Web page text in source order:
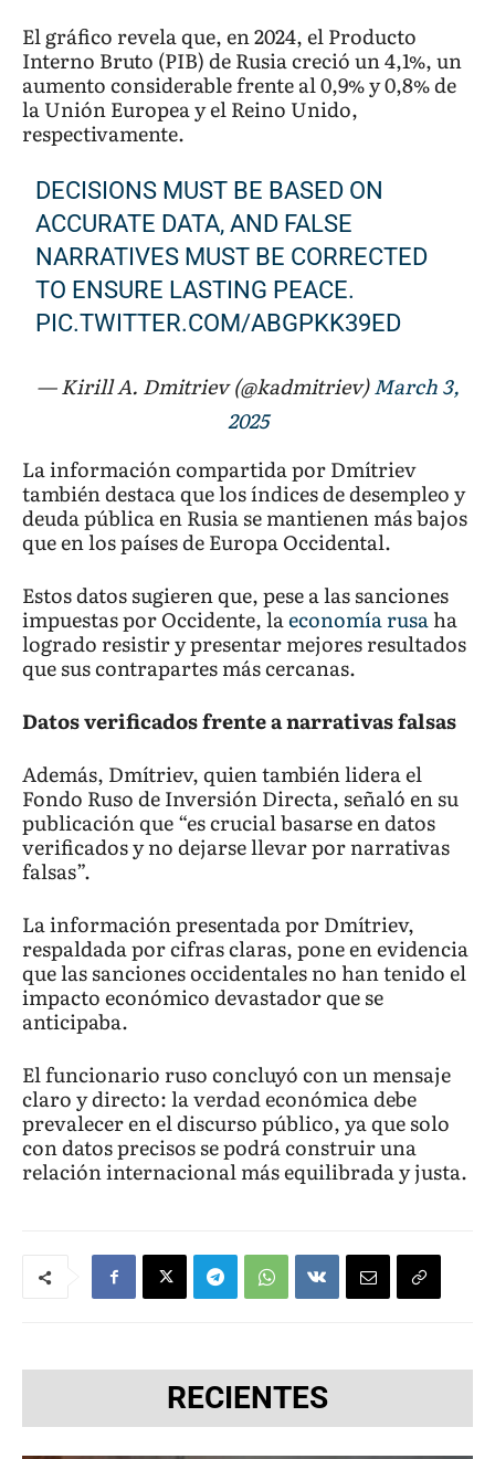
El gráfico revela que, en 2024, el Producto
Interno Bruto (PIB) de Rusia creció un 4,1%, un
aumento considerable frente al 0,9% y 0,8% de
la Unión Europea y el Reino Unido,
respectivamente.
DECISIONS MUST BE BASED ON
ACCURATE DATA, AND FALSE
NARRATIVES MUST BE CORRECTED
TO ENSURE LASTING PEACE.
PIC.TWITTER.COM/ABGPKK39ED
— Kirill A. Dmitriev (@kadmitriev)March 3,
2025
La información compartida por Dmítriev
también destaca que los índices de desempleo y
deuda pública en Rusia se mantienen más bajos
que en los países de Europa Occidental.
Estos datos sugieren que, pese a las sanciones
impuestas por Occidente, laeconomía rusaha
logrado resistir y presentar mejores resultados
que sus contrapartes más cercanas.
Datos verificados frente a narrativas falsas
Además, Dmítriev, quien también lidera el
Fondo Ruso de Inversión Directa, señaló en su
publicación que “es crucial basarse en datos
verificados y no dejarse llevar por narrativas
falsas”.
La información presentada por Dmítriev,
respaldada por cifras claras, pone en evidencia
que las sanciones occidentales no han tenido el
impacto económico devastador que se
anticipaba.
El funcionario ruso concluyó con un mensaje
claro y directo: la verdad económica debe
prevalecer en el discurso público, ya que solo
con datos precisos se podrá construir una
relación internacional más equilibrada y justa.
RECIENTES